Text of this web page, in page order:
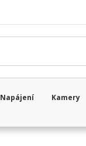
Napájení Kamery